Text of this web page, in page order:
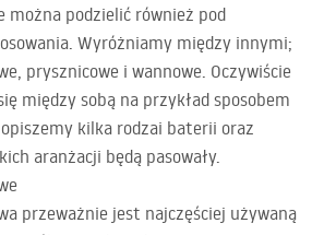
można podzielić również pod
Wyróżniamy między innymi;
prysznicowe i wannowe. Oczywiście
między sobą na przykład sposobem
kilka rodzai baterii oraz
aranżacji będą pasowały.
przeważnie jest najczęściej używaną